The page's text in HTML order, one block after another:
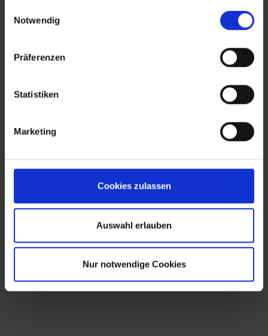
Notwendig
Präferenzen
Statistiken
Marketing
Cookies zulassen
Auswahl erlauben
Nur notwendige Cookies
Mehrjährige Berufserfahrung im kaufmännischen
Krankenhausträgers​
Expertise in Datenanalysen und Wirtschaftlichen
Kennzahlen​
Zertifizierter IPMA Projektmanagementfachmann
Management)
Wirtschaftsingenieur und abgeschlossenes
kaufmännisches Trainee-Programm in einer
Einrichtung des Gesundheitswesens​
Leidenschaftlicher Fahrrad- und Motorradfahrer ​